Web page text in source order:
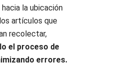
hacia la ubicación
artículos que
recolectar,
el proceso de
errores.